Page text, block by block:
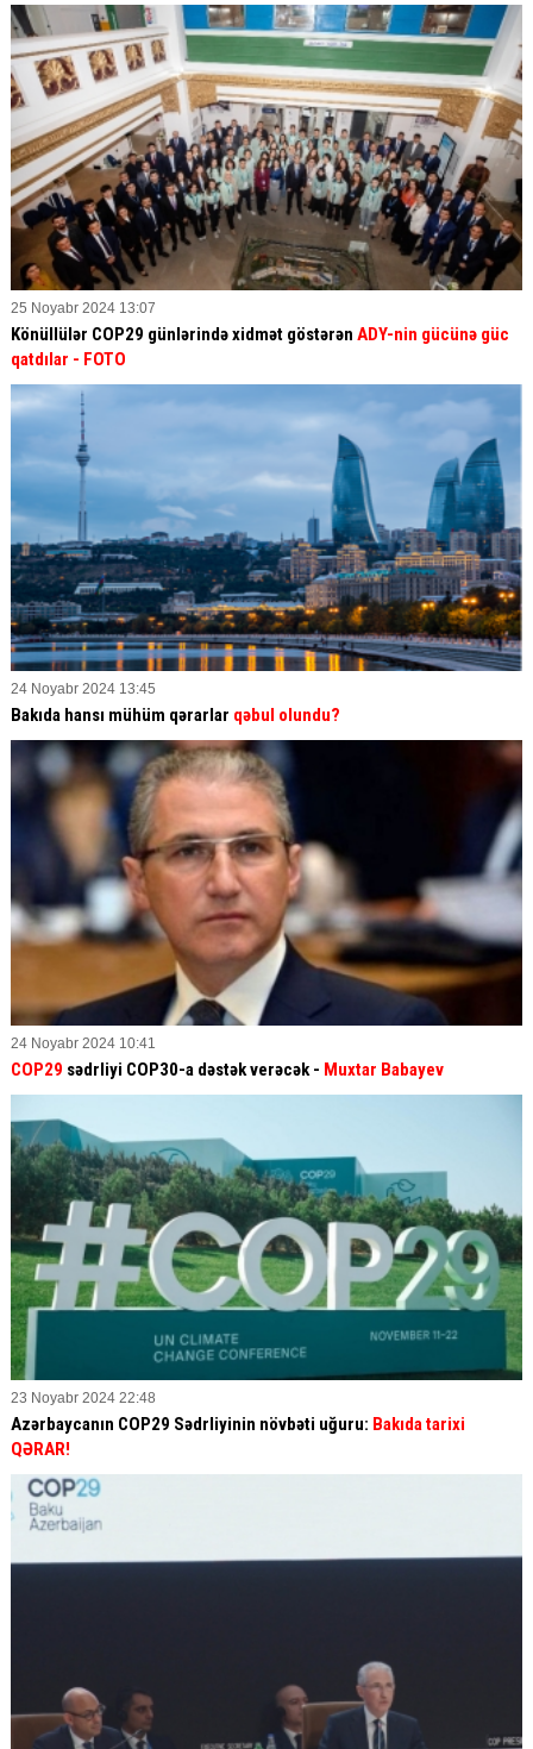
25 Noyabr 2024 13:07
Könüllülər COP29 günlərində xidmət göstərən ADY-nin gücünə güc
qatdılar - FOTO
24 Noyabr 2024 13:45
Bakıda hansı mühüm qərarlar qəbul olundu?
24 Noyabr 2024 10:41
COP29 sədrliyi COP30-a dəstək verəcək - Muxtar Babayev
23 Noyabr 2024 22:48
Azərbaycanın COP29 Sədrliyinin növbəti uğuru: Bakıda tarixi
QƏRAR!